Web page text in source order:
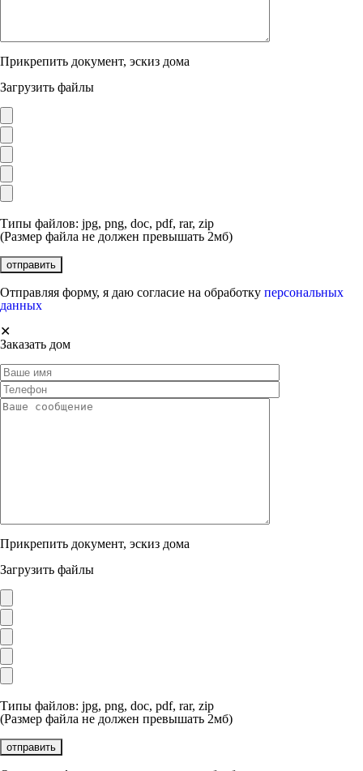
Прикрепить документ, эскиз дома
Загрузить файлы
Типы файлов: jpg, png, doc, pdf, rar, zip
(Размер файла не должен превышать 2мб)
Отправляя форму, я даю согласие на обработку персональных
данных
✕
Заказать дом
Прикрепить документ, эскиз дома
Загрузить файлы
Типы файлов: jpg, png, doc, pdf, rar, zip
(Размер файла не должен превышать 2мб)